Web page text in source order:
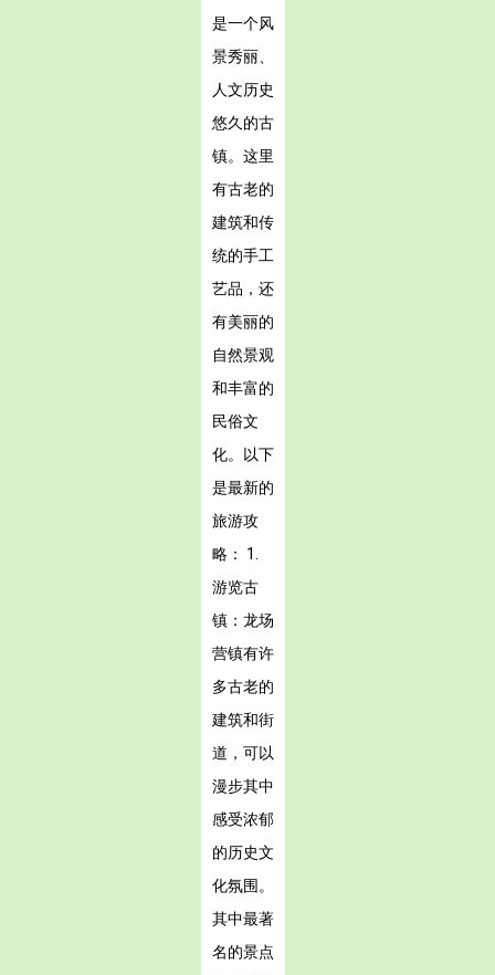
是一个风
景秀丽、
人文历史
悠久的古
镇。这里
有古老的
建筑和传
统的手工
艺品，还
有美丽的
自然景观
和丰富的
民俗文
化。以下
是最新的
旅游攻
略： 1.
游览古
镇：龙场
营镇有许
多古老的
建筑和街
道，可以
漫步其中
感受浓郁
的历史文
化氛围。
其中最著
名的景点